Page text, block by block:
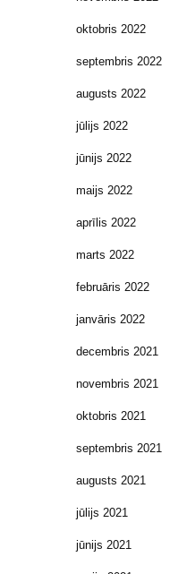
oktobris 2022
septembris 2022
augusts 2022
jūlijs 2022
jūnijs 2022
maijs 2022
aprīlis 2022
marts 2022
februāris 2022
janvāris 2022
decembris 2021
novembris 2021
oktobris 2021
septembris 2021
augusts 2021
jūlijs 2021
jūnijs 2021